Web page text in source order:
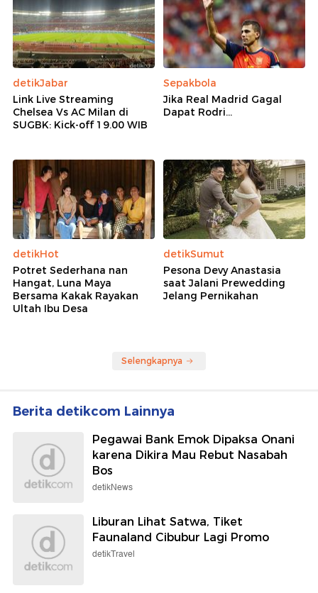
detikJabar
Link Live Streaming
Chelsea Vs AC Milan di
SUGBK: Kick-off 19.00 WIB
Sepakbola
Jika Real Madrid Gagal
Dapat Rodri...
detikHot
Potret Sederhana nan
Hangat, Luna Maya
Bersama Kakak Rayakan
Ultah Ibu Desa
detikSumut
Pesona Devy Anastasia
saat Jalani Prewedding
Jelang Pernikahan
Selengkapnya
Berita detikcom Lainnya
Pegawai Bank Emok Dipaksa Onani
karena Dikira Mau Rebut Nasabah
Bos
detikNews
Liburan Lihat Satwa, Tiket
Faunaland Cibubur Lagi Promo
detikTravel